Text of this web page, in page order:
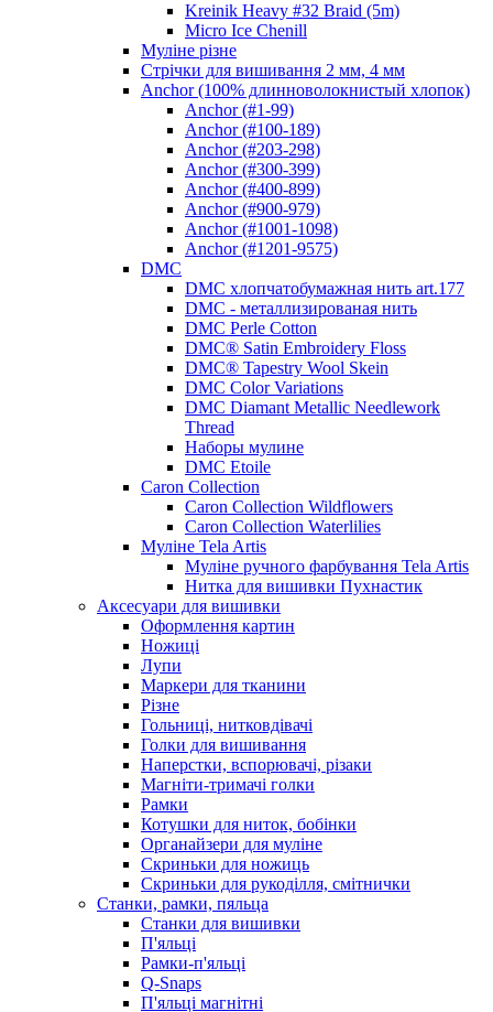
Kreinik Heavy #32 Braid (5m)
Micro Ice Chenill
Муліне різне
Стрічки для вишивання 2 мм, 4 мм
Anchor (100% длинноволокнистый хлопок)
Anchor (#1-99)
Anchor (#100-189)
Anchor (#203-298)
Anchor (#300-399)
Anchor (#400-899)
Anchor (#900-979)
Anchor (#1001-1098)
Anchor (#1201-9575)
DMC
DMC хлопчатобумажная нить art.177
DMC - металлизированая нить
DMC Perle Cotton
DMC® Satin Embroidery Floss
DMC® Tapestry Wool Skein
DMC Color Variations
DMC Diamant Metallic Needlework
Thread
Наборы мулине
DMC Etoile
Caron Collection
Caron Collection Wildflowers
Caron Collection Waterlilies
Муліне Tela Artis
Муліне ручного фарбування Tela Artis
Нитка для вишивки Пухнастик
Аксесуари для вишивки
Оформлення картин
Ножиці
Лупи
Маркери для тканини
Різне
Гольниці, нитковдівачі
Голки для вишивання
Наперстки, вспорювачі, різаки
Магніти-тримачі голки
Рамки
Котушки для ниток, бобінки
Органайзери для муліне
Скриньки для ножиць
Скриньки для рукоділля, смітнички
Станки, рамки, пяльца
Станки для вишивки
П'яльці
Рамки-п'яльці
Q-Snaps
П'яльці магнітні